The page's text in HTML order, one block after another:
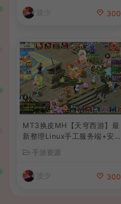
搭建教程
波少 300
MT3换皮MH【天穹西游】最
新整理Linux手工服务端+安
建教程+全套源码+视频教程
手游资源
波少 300